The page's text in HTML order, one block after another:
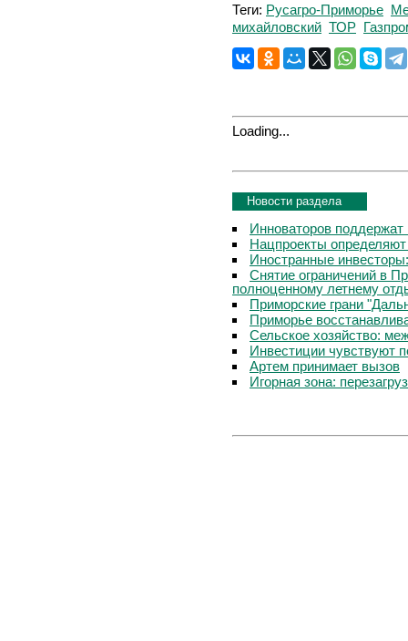
Теги: Русагро-Приморье
михайловский ТОР
Loading...
Новости раздела
Инноваторов поддержат
Нацпроекты определяют
Иностранные
Снятие ограничений в
полноценному летнему
Приморские грани
Приморье
Сельское хозяйство:
Инвестиции чувствуют
Артем принимает вызов
Игорная зона: